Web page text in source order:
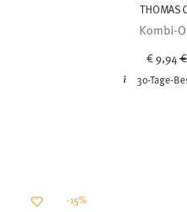
THOMAS
Kombi-
€ 9,94
30-Tage-
-15%